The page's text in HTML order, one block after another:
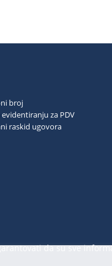
broj
za PDV
raskid ugovora
da su sve